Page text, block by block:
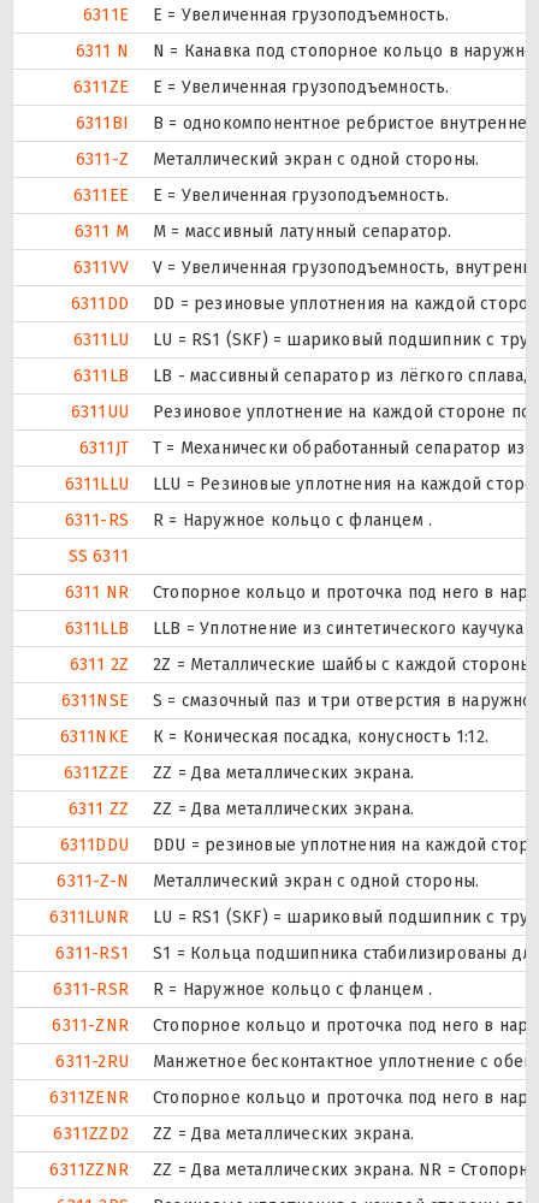
6311E
Е = Увеличенная грузоподъемность.
6311 N
N = Канавка под стопорное кольцо в
6311ZE
Е = Увеличенная грузоподъемность.
6311BI
B = однокомпонентное ребристое
6311-Z
Металлический экран с одной стороны.
6311EE
Е = Увеличенная грузоподъемность.
6311 M
M = массивный латунный сепаратор.
6311VV
V = Увеличенная грузоподъемность,
6311DD
DD = резиновые уплотнения на каждой
6311LU
LU = RS1 (SKF) = шариковый подшипник с
6311LB
LB - массивный сепаратор из лёгкого
6311UU
Резиновое уплотнение на каждой стороне
6311JT
T = Механически обработанный сепаратор из
6311LLU
LLU = Резиновые уплотнения на каждой
6311-RS
R = Наружное кольцо с фланцем .
SS 6311
6311 NR
Стопорное кольцо и проточка под него в
6311LLB
LLB = Уплотнение из синтетического каучука
6311 2Z
2Z = Металлические шайбы с каждой
6311NSE
S = смазочный паз и три отверстия в
6311NKE
К = Коническая посадка, конусность 1:12.
6311ZZE
ZZ = Два металлических экрана.
6311 ZZ
ZZ = Два металлических экрана.
6311DDU
DDU = резиновые уплотнения на каждой
6311-Z-N
Металлический экран с одной стороны.
6311LUNR
LU = RS1 (SKF) = шариковый подшипник с
6311-RS1
S1 = Кольца подшипника стабилизированы
6311-RSR
R = Наружное кольцо с фланцем .
6311-ZNR
Стопорное кольцо и проточка под него в
6311-2RU
Манжетное бесконтактное уплотнение с
6311ZENR
Стопорное кольцо и проточка под него в
6311ZZD2
ZZ = Два металлических экрана.
6311ZZNR
ZZ = Два металлических экрана. NR =